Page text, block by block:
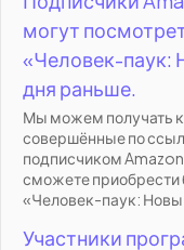
могут
«Человек-паук:
дня раньше.
Мы можем получать
совершённые по
подписчиком
сможете приобрести
«Человек-паук:
Участники